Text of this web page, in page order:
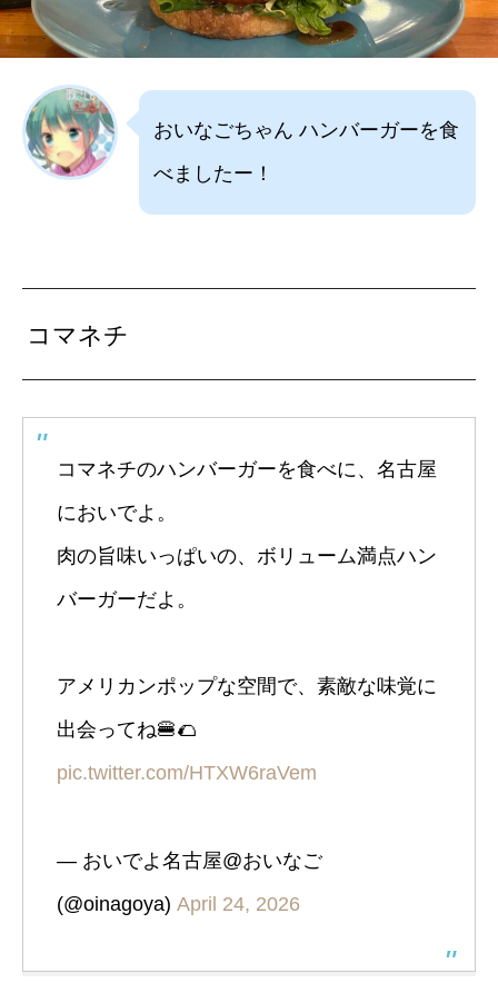
おいなごちゃん ハンバーガーを食
べましたー！
コマネチ
コマネチのハンバーガーを食べに、名古屋
においでよ。
肉の旨味いっぱいの、ボリューム満点ハン
バーガーだよ。
アメリカンポップな空間で、素敵な味覚に
出会ってね🍔🌮
pic.twitter.com/HTXW6raVem
— おいでよ名古屋@おいなご
(@oinagoya) April 24, 2026